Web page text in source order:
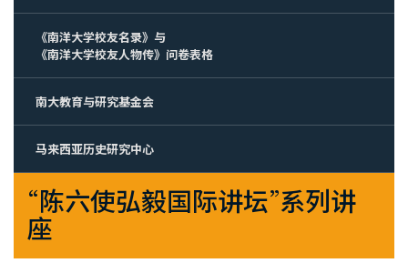
《南洋大学校友名录》与
《南洋大学校友人物传》问卷表格
南大教育与研究基金会
马来西亚历史研究中心
“陈六使弘毅国际讲坛”系列讲
座